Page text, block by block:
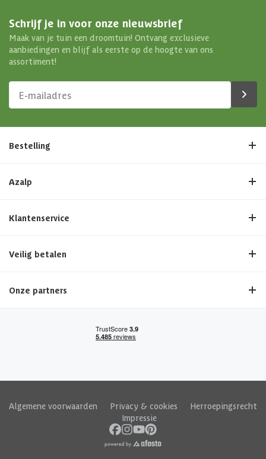
Materiaal wanden Vurenhout
Houtbehandeling wanden Onbehandeld
Dakoverstek voor
Dakoverstek achter
Schrijf je in voor onze nieuwsbrief
Maak van je tuin een droomtuin! Ontvang exclusieve
aanbiedingen en blijf als eerste op de hoogte van ons
assortiment!
Bestelling
Azalp
Klantenservice
Veilig betalen
Onze partners
Algemene voorwaarden Privacy & cookies
Herroepingsrecht
Impressie